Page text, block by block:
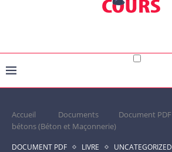
Accueil Documents Document PDF
bétons (Béton et Maçonnerie)
DOCUMENT PDF LIVRE UNCATEGORIZED